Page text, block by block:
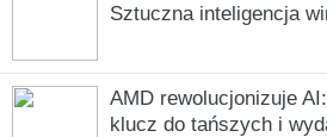
Sztuczna inteligencja
AMD rewolucjonizuje
klucz do tańszych i